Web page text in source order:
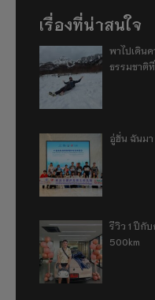
เรื่องที่น่าสนใจ
พาไปเดินค
ธรรมชาติ
อู่ฮั่น ฉันมา
รีวิว 1 ปีกั
500km